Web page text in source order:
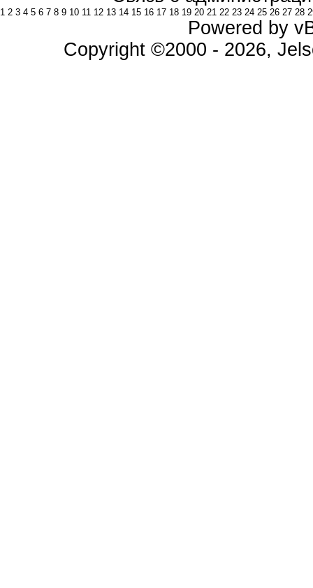
1 2 3 4 5 6 7 8 9 10 11 12 13 14 15 16 17 18 19 20 21 22 23 24 25 26 27 28
Powered by
Copyright ©2000 - 2026,